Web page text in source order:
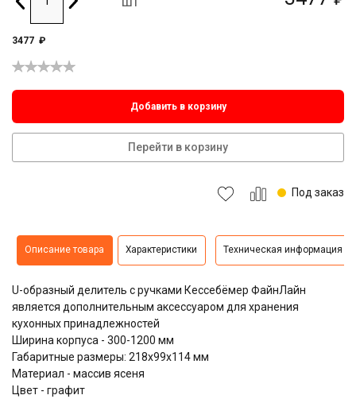
3477 ₽
Добавить в корзину
Перейти в корзину
Под заказ
Описание товара Характеристики Техническая информация
U-образный делитель с ручками Кессебёмер ФайнЛайн
является дополнительным аксессуаром для хранения
кухонных принадлежностей
Ширина корпуса - 300-1200 мм
Габаритные размеры: 218x99x114 мм
Материал - массив ясеня
Цвет - графит